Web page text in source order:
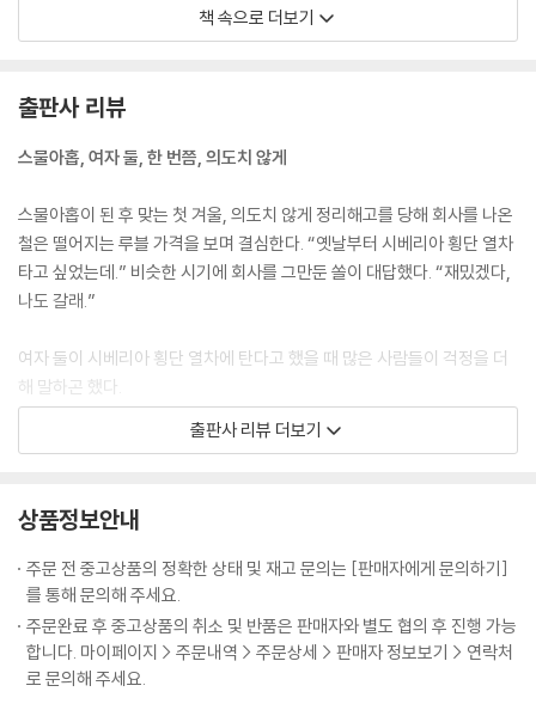
페트로파블롭스크 요새 192
까지 닿을 것 같은 넓고도 넓은 눈밭이었다.
음식을 나르던 여자 종업원이 물었다. ‘이곳에는 무엇 때문에 왔습니까?’
딱딱한 단어와 말투였지만 목소리는 앳되고 부드러웠다. ‘여행하고 있어
요.’ ‘몇 살이십니까?’ ‘스물 아홉이요.’ 대답을 듣고 수줍게 웃기만 할 뿐, 다
른 반응을 하지 않았고 우리는 그 종업원에게 되묻지 않았다. 그래야 할 것
같아서. 북한의 스물 아홉은 어떨까. 불안할까? 안정적일까? 말이 통하니
막연하게 같은 것을 느끼지 않을까 싶었다.
--- p.95
시베리아 횡단 열차를 타리라 결심했던 고등학교 때부터 열차 안에서 헤르
만 헤세의 『데미안』을 읽는 건 로망 중의 로망이었다. 그래서 이번 열차 여
행을 위해 준비한 첫 번째 책이기도 했다. 눈을 뜨고 열차의 불빛이 온전히
사라지는 늦은 밤이 될 때까지 그 어느 때보다 집중해 책을 읽었다. 열 아홉
의 내가 『데미안』 속 불완전하고 뜨겁던 싱클레어― 『데미안』의 주인공―
에서.
붉은 광장에는 굼 백화점이 일자로 서 있었다. 실내는 마치 롯데월드에 온
것처럼 화려하고 아기자기했다. 백화점 안은 이미 봄이었다. 붉은 광장에
있는 사람들의 표정도, 백화점 안 사람들의 표정도 모두 봄처럼 해사했다.
나는 고작 두꺼운 패딩 점퍼에서 조금 얇은 초록색 코트로 갈아입은 것이
책 속으로 더보기
출판사 리뷰
스물아홉, 여자 둘, 한 번쯤, 의도치 않게
스물아홉이 된 후 맞는 첫 겨울, 의도치 않게 정리해고를 당해 회사를 나온
철은 떨어지는 루블 가격을 보며 결심한다. “옛날부터 시베리아 횡단 열차
타고 싶었는데.” 비슷한 시기에 회사를 그만둔 쏠이 대답했다. “재밌겠다,
나도 갈래.”
여자 둘이 시베리아 횡단 열차에 탄다고 했을 때 많은 사람들이 걱정을 더
해 말하곤 했다.
스물아홉이어야 하는 이유는 없었지만, 스물여덟의 과거에는 하지 못했고
서른의 미래는 어떻게 될지 모르는 두 사람은 그렇게 무작정 여행을 떠나
게 된다.
6박 7일, 9288km, 시베리아 횡단 열차와 러시아
출판사 리뷰 더보기
상품정보안내
주문 전 중고상품의 정확한 상태 및 재고 문의는 [판매자에게 문의하기]
를 통해 문의해 주세요.
주문완료 후 중고상품의 취소 및 반품은 판매자와 별도 협의 후 진행 가능
합니다. 마이페이지 > 주문내역 > 주문상세 > 판매자 정보보기 > 연락처
로 문의해 주세요.